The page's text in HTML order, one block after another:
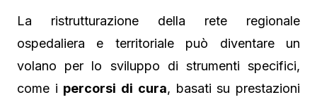
La ristrutturazione della rete regionale
ospedaliera e territoriale può diventare un
volano per lo sviluppo di strumenti specifici,
come i percorsi di cura, basati su prestazioni